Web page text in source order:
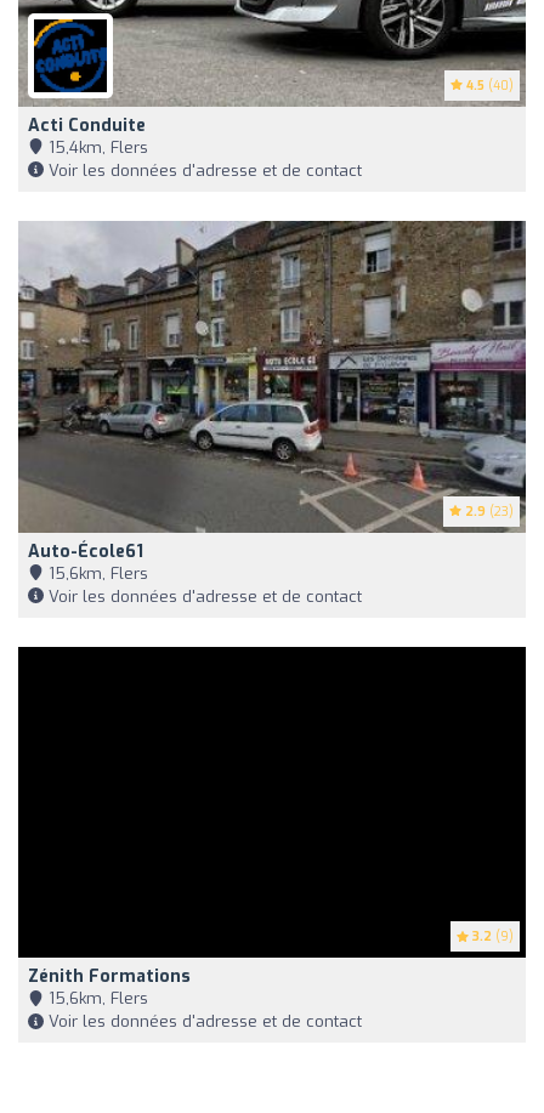
4.5 (40)
Acti Conduite
15,4km, Flers
Voir les données d'adresse et de contact
2.9 (23)
Auto-École61
15,6km, Flers
Voir les données d'adresse et de contact
3.2 (9)
Zénith Formations
15,6km, Flers
Voir les données d'adresse et de contact